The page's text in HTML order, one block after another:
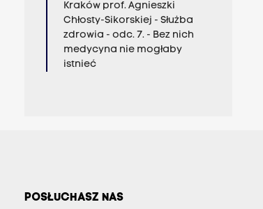
Kraków prof. Agnieszki
Chłosty-Sikorskiej - Służba
zdrowia - odc. 7. - Bez nich
medycyna nie mogłaby
istnieć
POSŁUCHASZ NAS